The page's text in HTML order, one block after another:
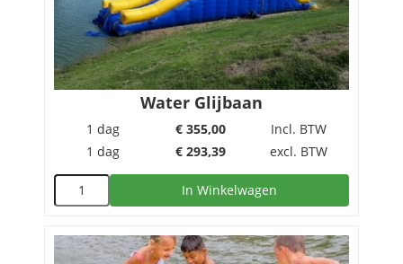
Water Glijbaan
1 dag € 355,00
Incl. BTW
1 dag
€ 293,39 excl. BTW
In Winkelwagen